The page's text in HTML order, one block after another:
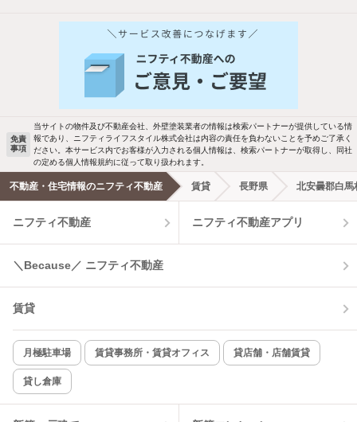
バス・トイレ別 2階以上
洗濯機置場あり 独立洗面台
エアコンあり 都市ガス
温水洗浄便座 オートロック
コンロ2口以上
新着のみ インターネット無料
該当件数:
0件
免責
事項
当サイトの物件及び不動産会社、外壁塗装業者の情報は検索パートナーが提供している情
報であり、ニフティライフスタイル株式会社は内容の責任を負わないことを予めご了承く
ださい。本サービス内でお客様が入力される個人情報は、検索パートナーが取得し、同社
の定める個人情報規約に従って取り扱われます。
不動産・住宅情報のニフティ不動産 賃貸 長野県 北安曇郡白馬
ニフティ不動産 ニフティ不動産アプリ
＼Because／ ニフティ不動産
賃貸
月極駐車場 賃貸事務所・賃貸オフィス 貸店舗・店舗賃貸
貸し倉庫